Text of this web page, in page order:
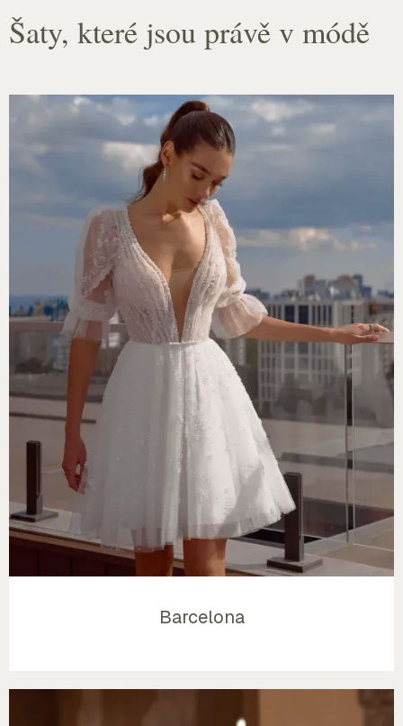
Šaty, které jsou právě v módě
Barcelona